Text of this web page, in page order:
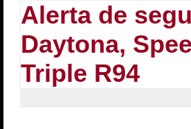
Alerta de
Daytona,
Triple R94